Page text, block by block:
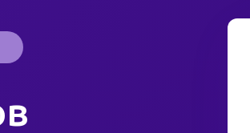
Программы